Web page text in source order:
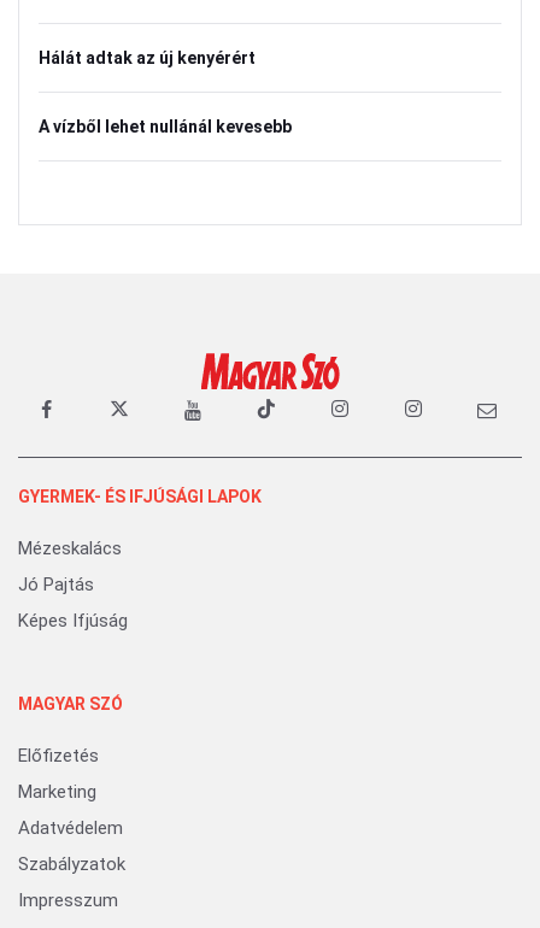
Hálát adtak az új kenyérért
A vízből lehet nullánál kevesebb
GYERMEK- ÉS IFJÚSÁGI LAPOK
Mézeskalács
Jó Pajtás
Képes Ifjúság
MAGYAR SZÓ
Előfizetés
Marketing
Adatvédelem
Szabályzatok
Impresszum